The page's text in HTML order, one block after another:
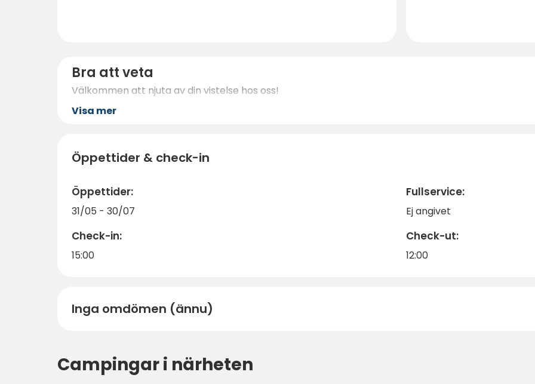
Bra att veta
Välkommen att njuta av din vistelse hos oss!
Visa mer
Öppettider & check-in
Öppettider:
31/05 - 30/07
Fullservice:
Ej angivet
Check-in:
15:00
Check-ut:
12:00
Inga omdömen (ännu)
Campingar i närheten